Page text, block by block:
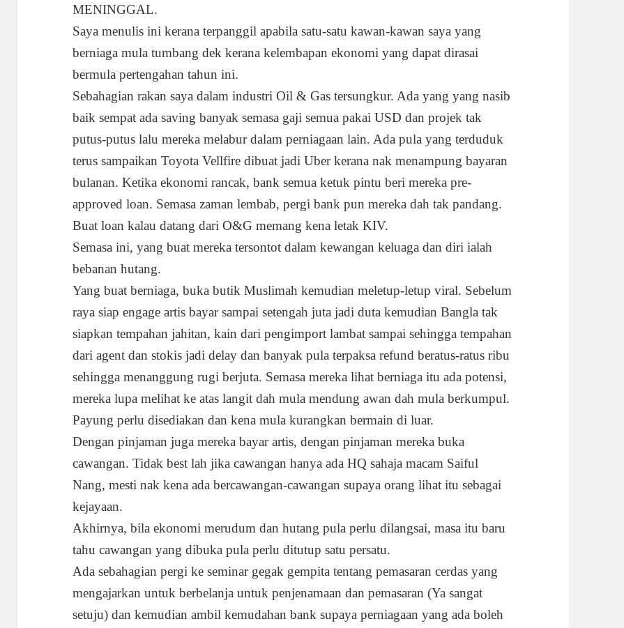
MENINGGAL.
Saya menulis ini kerana terpanggil apabila satu-satu kawan-kawan saya yang
berniaga mula tumbang dek kerana kelembapan ekonomi yang dapat dirasai
bermula pertengahan tahun ini.
Sebahagian rakan saya dalam industri Oil & Gas tersungkur. Ada yang yang nasib
baik sempat ada saving banyak semasa gaji semua pakai USD dan projek tak
putus-putus lalu mereka melabur dalam perniagaan lain. Ada pula yang terduduk
terus sampaikan Toyota Vellfire dibuat jadi Uber kerana nak menampung bayaran
bulanan. Ketika ekonomi rancak, bank semua ketuk pintu beri mereka pre-
approved loan. Semasa zaman lembab, pergi bank pun mereka dah tak pandang.
Buat loan kalau datang dari O&G memang kena letak KIV.
Semasa ini, yang buat mereka tersontot dalam kewangan keluaga dan diri ialah
bebanan hutang.
Yang buat berniaga, buka butik Muslimah kemudian meletup-letup viral. Sebelum
raya siap engage artis bayar sampai setengah juta jadi duta kemudian Bangla tak
siapkan tempahan jahitan, kain dari pengimport lambat sampai sehingga tempahan
dari agent dan stokis jadi delay dan banyak pula terpaksa refund beratus-ratus ribu
sehingga menanggung rugi berjuta. Semasa mereka lihat berniaga itu ada potensi,
mereka lupa melihat ke atas langit dah mula mendung awan dah mula berkumpul.
Payung perlu disediakan dan kena mula kurangkan bermain di luar.
Dengan pinjaman juga mereka bayar artis, dengan pinjaman mereka buka
cawangan. Tidak best lah jika cawangan hanya ada HQ sahaja macam Saiful
Nang, mesti nak kena ada bercawangan-cawangan supaya orang lihat itu sebagai
kejayaan.
Akhirnya, bila ekonomi merudum dan hutang pula perlu dilangsai, masa itu baru
tahu cawangan yang dibuka pula perlu ditutup satu persatu.
Ada sebahagian pergi ke seminar gegak gempita tentang pemasaran cerdas yang
mengajarkan untuk berbelanja untuk penjenamaan dan pemasaran (Ya sangat
setuju) dan kemudian ambil kemudahan bank supaya perniagaan yang ada boleh